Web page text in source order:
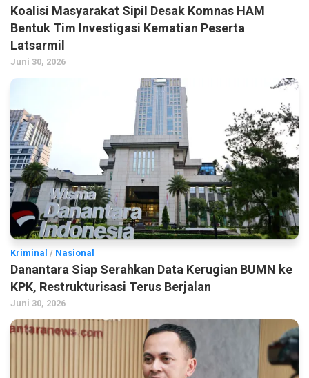
Koalisi Masyarakat Sipil Desak Komnas HAM
Bentuk Tim Investigasi Kematian Peserta
Latsarmil
Juni 30, 2026
Kriminal / Nasional
Danantara Siap Serahkan Data Kerugian BUMN ke
KPK, Restrukturisasi Terus Berjalan
Juni 30, 2026